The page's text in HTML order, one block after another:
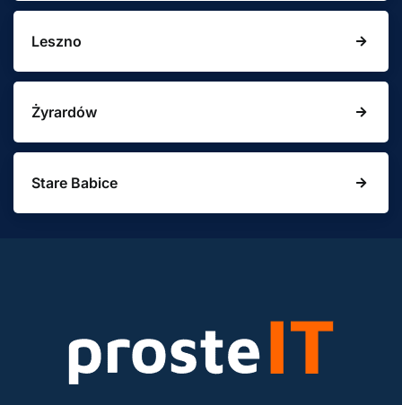
Leszno
Żyrardów
Stare Babice